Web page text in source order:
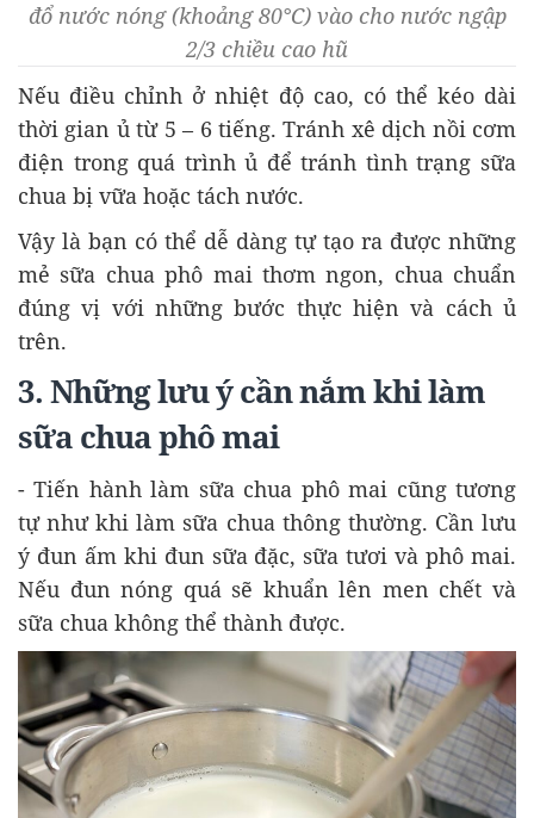
đổ nước nóng (khoảng 80°C) vào cho nước ngập
2/3 chiều cao hũ
Nếu điều chỉnh ở nhiệt độ cao, có thể kéo dài
thời gian ủ từ 5 – 6 tiếng. Tránh xê dịch nồi cơm
điện trong quá trình ủ để tránh tình trạng sữa
chua bị vữa hoặc tách nước.
Vậy là bạn có thể dễ dàng tự tạo ra được những
mẻ sữa chua phô mai thơm ngon, chua chuẩn
đúng vị với những bước thực hiện và cách ủ
trên.
3. Những lưu ý cần nắm khi làm
sữa chua phô mai
- Tiến hành làm sữa chua phô mai cũng tương
tự như khi làm sữa chua thông thường. Cần lưu
ý đun ấm khi đun sữa đặc, sữa tươi và phô mai.
Nếu đun nóng quá sẽ khuẩn lên men chết và
sữa chua không thể thành được.